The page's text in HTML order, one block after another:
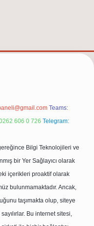
Teams:
606 0 726 Telegram:
Bilgi Teknolojileri ve
bir Yer Sağlayıcı olarak
içerikleri proaktif olarak
bulunmamaktadır. Ancak,
taşımakta olup, siteye
Bu internet sitesi,